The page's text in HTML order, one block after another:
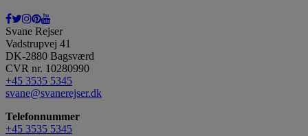
Svane Rejser
Vadstrupvej 41
DK-2880 Bagsværd
CVR nr. 10280990
+45 3535 5345
svane@svanerejser.dk
Telefonnummer
+45 3535 5345